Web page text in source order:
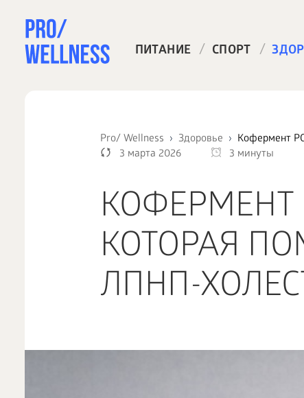
ПИТАНИЕ / СПОРТ /
Pro/ Wellness Здоровье Кофермент
3 марта 2026
3 минуты
КОФЕРМЕНТ
КОТОРАЯ
ЛПНП-